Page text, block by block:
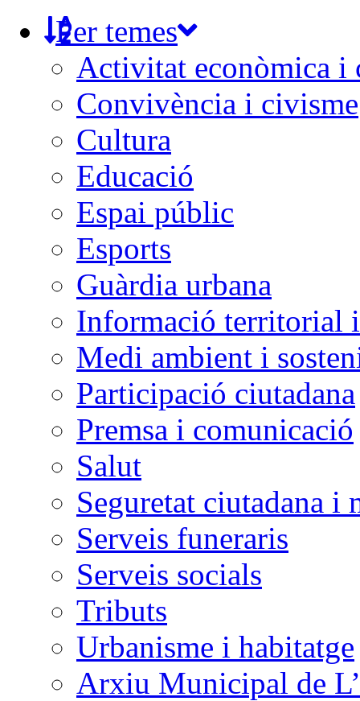
Per temes
Activitat econòmica i
Convivència i civisme
Cultura
Educació
Espai públic
Esports
Guàrdia urbana
Informació territorial
Medi ambient i
Participació ciutadana
Premsa i comunicació
Salut
Seguretat ciutadana i
Serveis funeraris
Serveis socials
Tributs
Urbanisme i habitatge
Arxiu Municipal de